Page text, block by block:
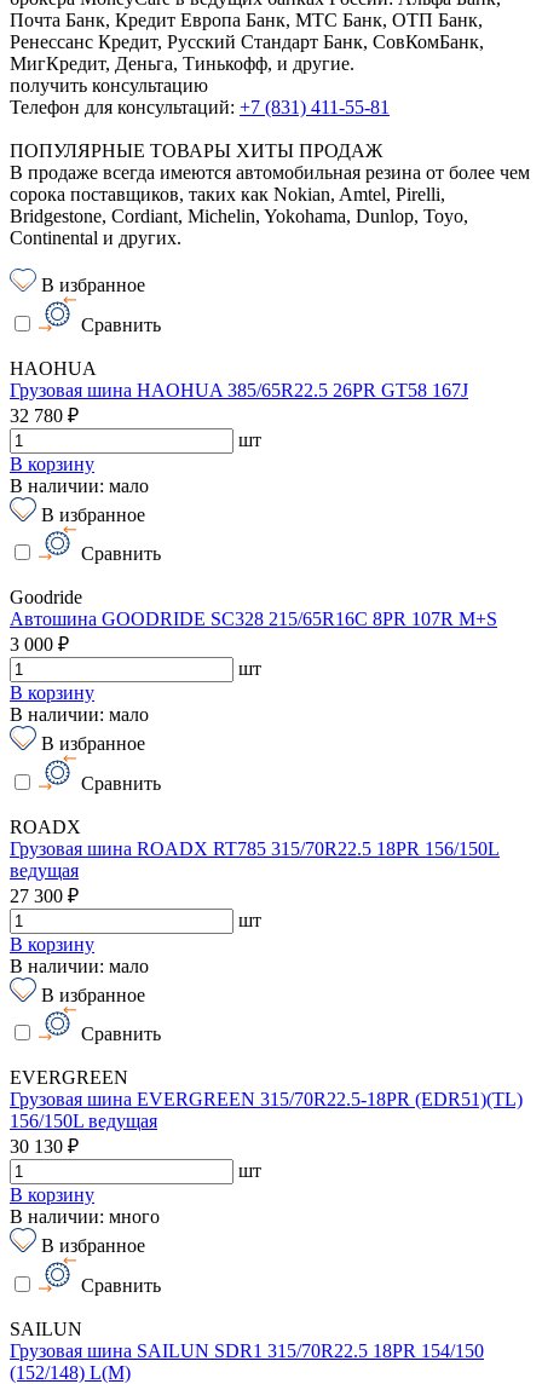
Почта Банк, Кредит Европа Банк, МТС Банк, ОТП Банк,
Ренессанс Кредит, Русский Стандарт Банк, СовКомБанк,
МигКредит, Деньга, Тинькофф, и другие.
получить консультацию
Телефон для консультаций: +7 (831) 411-55-81
ПОПУЛЯРНЫЕ ТОВАРЫ ХИТЫ ПРОДАЖ
В продаже всегда имеются автомобильная резина от более чем
сорока поставщиков, таких как Nokian, Amtel, Pirelli,
Bridgestone, Cordiant, Michelin, Yokohama, Dunlop, Toyo,
Continental и других.
В избранное
Сравнить
HAOHUA
Грузовая шина HAOHUA 385/65R22.5 26PR GT58 167J
32 780 ₽
шт
В корзину
В наличии: мало
В избранное
Сравнить
Goodride
Автошина GOODRIDE SC328 215/65R16C 8PR 107R M+S
3 000 ₽
шт
В корзину
В наличии: мало
В избранное
Сравнить
ROADX
Грузовая шина ROADX RT785 315/70R22.5 18PR 156/150L
ведущая
27 300 ₽
шт
В корзину
В наличии: мало
В избранное
Сравнить
EVERGREEN
Грузовая шина EVERGREEN 315/70R22.5-18PR (EDR51)(TL)
156/150L ведущая
30 130 ₽
шт
В корзину
В наличии: много
В избранное
Сравнить
SAILUN
Грузовая шина SAILUN SDR1 315/70R22.5 18PR 154/150
(152/148) L(M)